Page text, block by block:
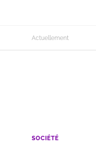
Actuellement
SOCIÉTÉ